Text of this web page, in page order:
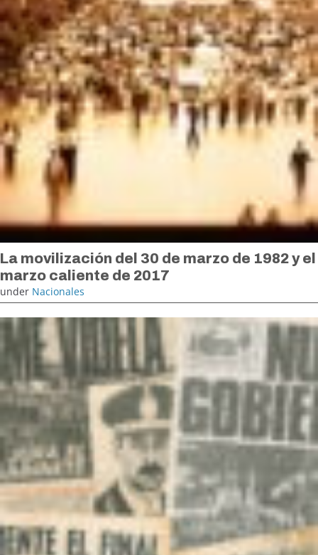
La movilización del 30 de marzo de 1982 y el
marzo caliente de 2017
under Nacionales